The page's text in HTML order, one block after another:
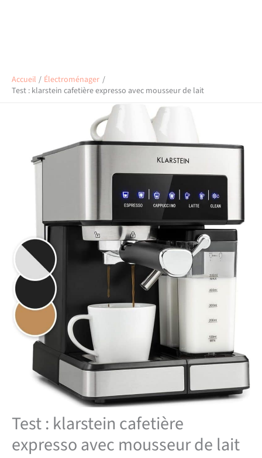
Accueil
Électroménager
Test : klarstein cafetière expresso avec mousseur de lait
Test : klarstein cafetière
expresso avec mousseur de lait